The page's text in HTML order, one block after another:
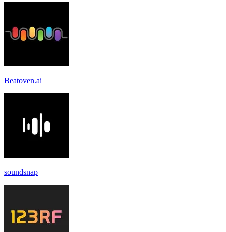
Beatoven.ai
soundsnap